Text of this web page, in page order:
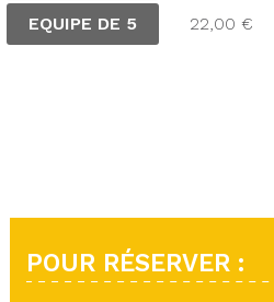
EQUIPE DE 5 22,00 €
POUR RÉSERVER :